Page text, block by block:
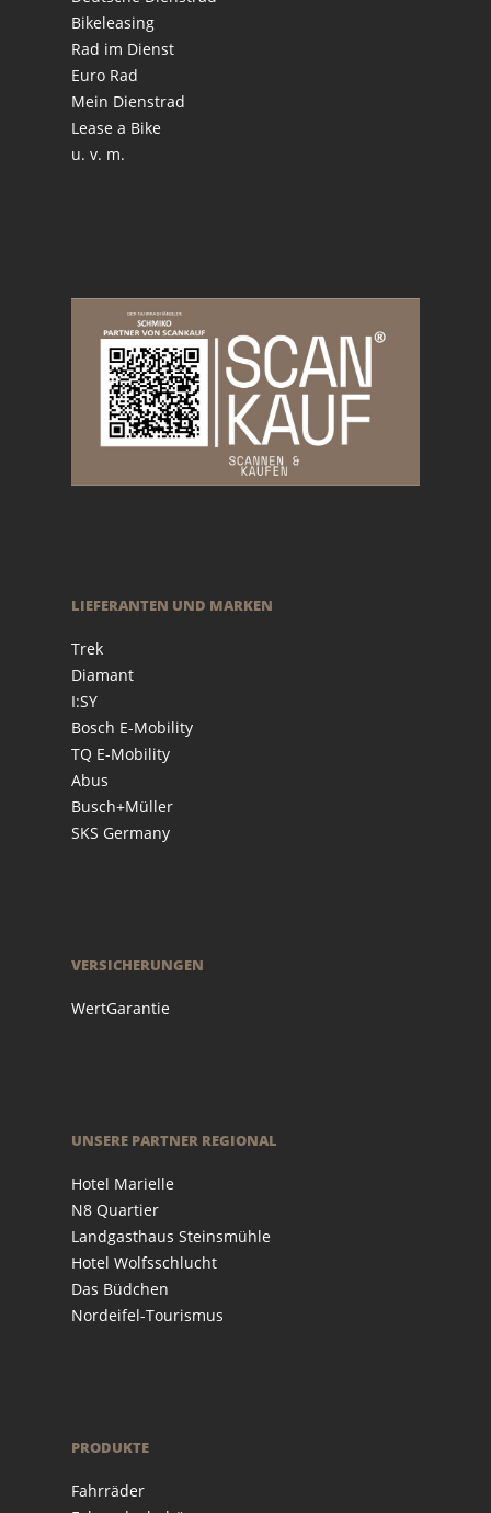
Bikeleasing
Rad im Dienst
Euro Rad
Mein Dienstrad
Lease a Bike
u. v. m.
LIEFERANTEN UND MARKEN
Trek
Diamant
I:SY
Bosch E-Mobility
TQ E-Mobility
Abus
Busch+Müller
SKS Germany
VERSICHERUNGEN
WertGarantie
UNSERE PARTNER REGIONAL
Hotel Marielle
N8 Quartier
Landgasthaus Steinsmühle
Hotel Wolfsschlucht
Das Büdchen
Nordeifel-Tourismus
PRODUKTE
Fahrräder